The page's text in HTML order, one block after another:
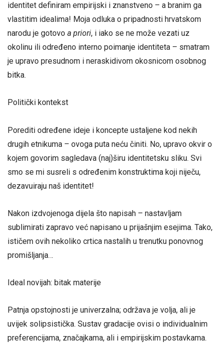
identitet definiram empirijski i znanstveno – a branim ga
vlastitim idealima! Moja odluka o pripadnosti hrvatskom
narodu je gotovo a priori, i iako se ne može vezati uz
okolinu ili određeno interno poimanje identiteta – smatram
je upravo presudnom i neraskidivom okosnicom osobnog
bitka.
Politički kontekst
Porediti određene ideje i koncepte ustaljene kod nekih
drugih etnikuma – ovoga puta neću činiti. No, upravo okvir o
kojem govorim sagledava (naj)širu identitetsku sliku. Svi
smo se mi susreli s određenim konstruktima koji niječu,
dezavuiraju naš identitet!
Nakon izdvojenoga dijela što napisah – nastavljam
sublimirati zapravo već napisano u prijašnjim esejima. Tako,
ističem ovih nekoliko crtica nastalih u trenutku ponovnog
promišljanja…
Ideal novijah: bitak materije
Patnja opstojnosti je univerzalna; održava je volja, ali je
uvijek solipsistička. Sustav gradacije ovisi o individualnim
preferencijama, značajkama, ali i empirijskim postavkama.